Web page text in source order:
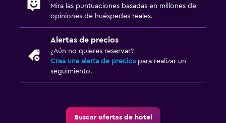
Mira las puntuaciones basadas en millones de
opiniones de huéspedes reales.
Alertas de precios
¿Aún no quieres reservar?
Crea una alerta de precios para realizar un
seguimiento.
Buscar ofertas de hotel